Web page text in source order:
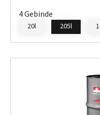
4 Gebinde
20l 205l